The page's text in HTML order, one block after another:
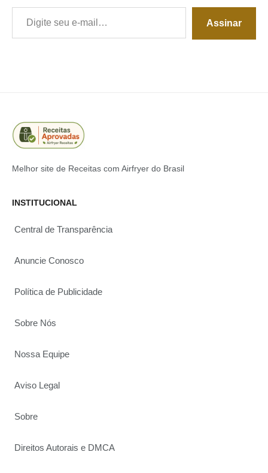
Digite seu e-mail…
Assinar
Melhor site de Receitas com Airfryer do Brasil
INSTITUCIONAL
Central de Transparência
Anuncie Conosco
Política de Publicidade
Sobre Nós
Nossa Equipe
Aviso Legal
Sobre
Direitos Autorais e DMCA